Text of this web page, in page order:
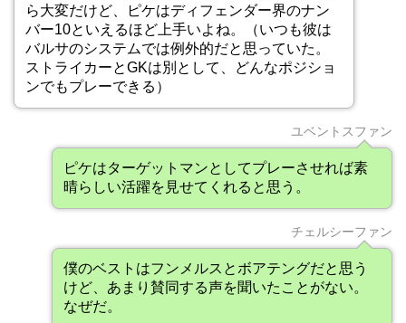
ら大変だけど、ピケはディフェンダー界のナン
バー10といえるほど上手いよね。（いつも彼は
バルサのシステムでは例外的だと思っていた。
ストライカーとGKは別として、どんなポジショ
ンでもプレーできる）
ユベントスファン
ピケはターゲットマンとしてプレーさせれば素
晴らしい活躍を見せてくれると思う。
チェルシーファン
僕のベストはフンメルスとボアテングだと思う
けど、あまり賛同する声を聞いたことがない。
なぜだ。